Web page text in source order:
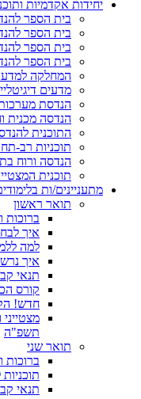
יחידות אקדמיות
בית הספר
בית הספר
בית הספר
בית הספר
המחלקה למדע
מדעים
הנדסת
הנדסה מכנית
התוכנית
תוכניות רב-
הנדסה ורוח
תוכנית
מתעניינים/ות
תואר ראשון
ברוכות
איך
למה
איך
תנאי
קורס
חדש!
תשפ"ה
תואר שני
ברוכות
תוכניות
תנאי